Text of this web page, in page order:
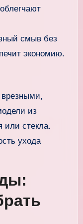
смыв без
экономию.
из
или стекла.
ухода